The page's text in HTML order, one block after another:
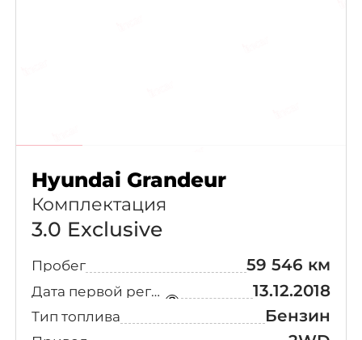
Hyundai Grandeur
Комплектация
3.0 Exclusive
Пробег 59 546 км
Дата первой регистрации 13.12.2018
Тип топлива Бензин